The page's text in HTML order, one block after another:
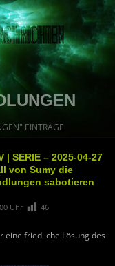
EINTRÄGE
| SERIE – 2025-04-27
von Sumy die
sabotieren
Uhr 46
eine friedliche Lösung des